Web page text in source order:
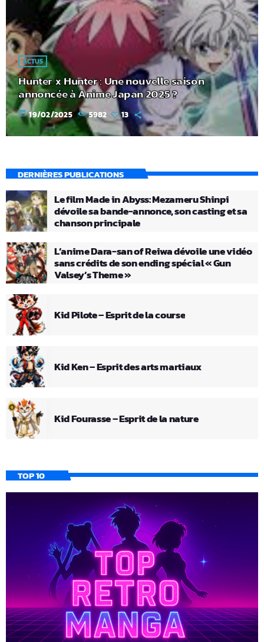
ACTUS
Hunter x Hunter : Une nouvelle saison
annoncée à Anime Japan 2025 ?
today 19/02/2025 5982 13
DERNIÈRES PUBLICATIONS
Le film Made in Abyss: Mezameru Shinpi
dévoile sa bande-annonce, son casting et sa
chanson principale
L’anime Dara-san of Reiwa dévoile une vidéo
sans crédits de son ending spécial « Gun
Valsey’s Theme »
Kid Pilote – Esprit de la course
Kid Ken – Esprit des arts martiaux
Kid Fourasse – Esprit de la nature
TOP 10